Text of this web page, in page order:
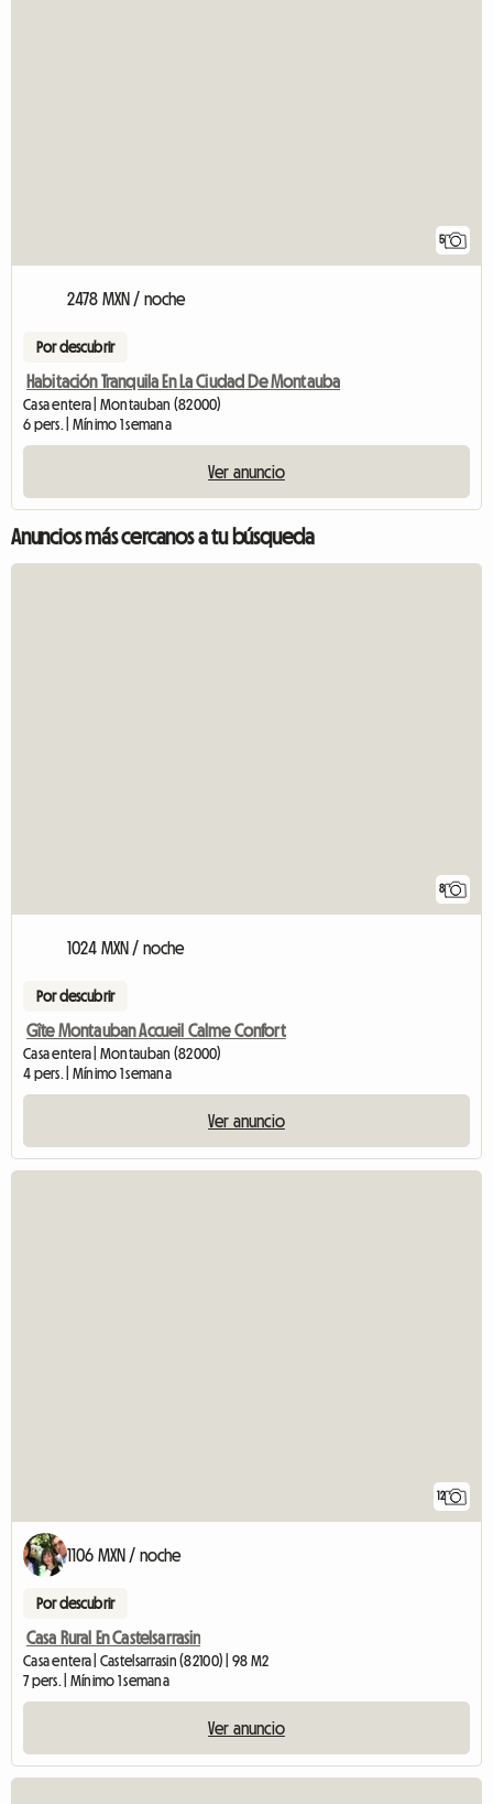
5
2478 MXN / noche
Por descubrir
Habitación Tranquila En La Ciudad De Montauba
Casa entera | Montauban (82000)
6 pers. | Mínimo 1 semana
Ver anuncio
Anuncios más cercanos a tu búsqueda
8
1024 MXN / noche
Por descubrir
Gîte Montauban Accueil Calme Confort
Casa entera | Montauban (82000)
4 pers. | Mínimo 1 semana
Ver anuncio
12
1106 MXN / noche
Por descubrir
Casa Rural En Castelsarrasin
Casa entera | Castelsarrasin (82100) | 98 M2
7 pers. | Mínimo 1 semana
Ver anuncio